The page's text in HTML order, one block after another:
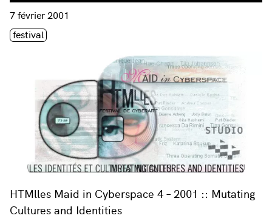
HTMlles Maid in Cyberspace 4 – 2001 :: Mutating
Cultures and Identities
Consulter « HTMlles Maid in Cyberspace 4 – 2001 ::
7 février 2001
Étiquette(s)
festival